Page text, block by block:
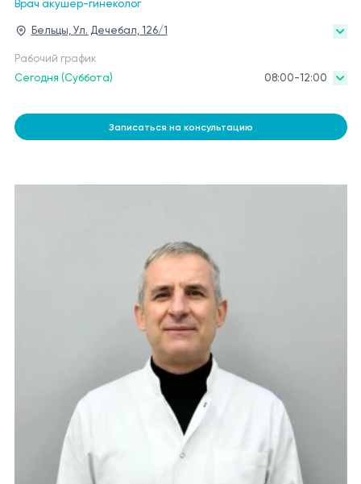
Врач акушер-гинеколог
Бельцы, Ул. Дечебал, 126/1
Рабочий график
Сегодня (Суббота)
08:00-12:00
Записаться на консультацию